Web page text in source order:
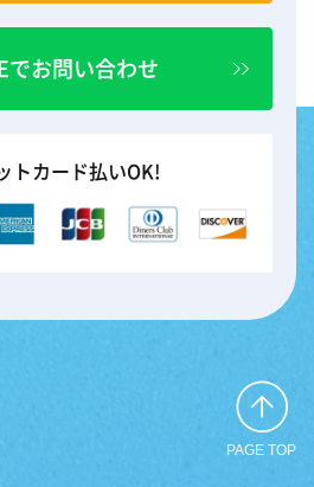
でお問い合わせ
トカード払いOK!
PAGE TOP